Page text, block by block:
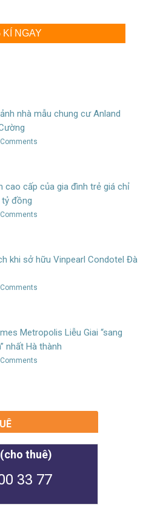
NGAY
nhà mẫu chung cư Anland
Comments
cao cấp của gia đình trẻ giá chỉ
đồng
Comments
khi sở hữu Vinpearl Condotel Đà
Comments
Metropolis Liễu Giai “sang
nhất Hà thành
Comments
thuê)
33 77